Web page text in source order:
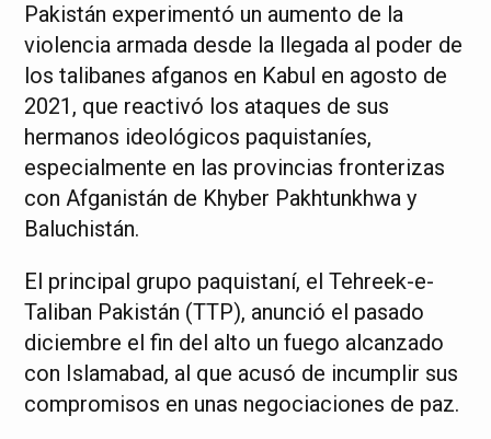
Pakistán experimentó un aumento de la
violencia armada desde la llegada al poder de
los talibanes afganos en Kabul en agosto de
2021, que reactivó los ataques de sus
hermanos ideológicos paquistaníes,
especialmente en las provincias fronterizas
con Afganistán de Khyber Pakhtunkhwa y
Baluchistán.
El principal grupo paquistaní, el Tehreek-e-
Taliban Pakistán (TTP), anunció el pasado
diciembre el fin del alto un fuego alcanzado
con Islamabad, al que acusó de incumplir sus
compromisos en unas negociaciones de paz.